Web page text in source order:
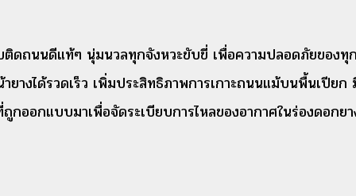
ดถนนดีแท้ๆ นุ่มนวลทุกจังหวะขับขี่ เพื่อความปลอดภัยของทุ
งได้รวดเร็ว เพิ่มประสิทธิภาพการเกาะถนนแม้บนพื้นเปียก
ออกแบบมาเพื่อจัดระเบียบการไหลของอากาศในร่องดอกย